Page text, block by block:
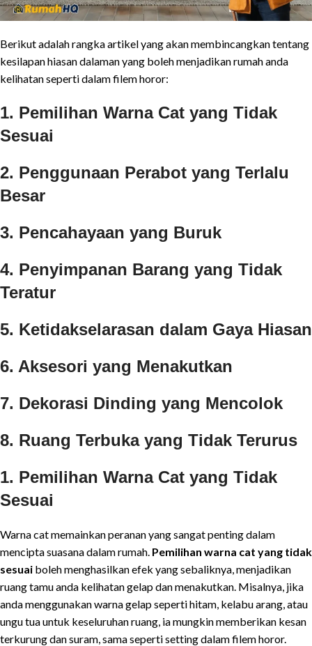
Berikut adalah rangka artikel yang akan membincangkan tentang
kesilapan hiasan dalaman yang boleh menjadikan rumah anda
kelihatan seperti dalam filem horor:
1. Pemilihan Warna Cat yang Tidak
Sesuai
2. Penggunaan Perabot yang Terlalu
Besar
3. Pencahayaan yang Buruk
4. Penyimpanan Barang yang Tidak
Teratur
5. Ketidakselarasan dalam Gaya Hiasan
6. Aksesori yang Menakutkan
7. Dekorasi Dinding yang Mencolok
8. Ruang Terbuka yang Tidak Terurus
1. Pemilihan Warna Cat yang Tidak
Sesuai
Warna cat memainkan peranan yang sangat penting dalam
mencipta suasana dalam rumah. Pemilihan warna cat yang tidak
sesuai boleh menghasilkan efek yang sebaliknya, menjadikan
ruang tamu anda kelihatan gelap dan menakutkan. Misalnya, jika
anda menggunakan warna gelap seperti hitam, kelabu arang, atau
ungu tua untuk keseluruhan ruang, ia mungkin memberikan kesan
terkurung dan suram, sama seperti setting dalam filem horor.